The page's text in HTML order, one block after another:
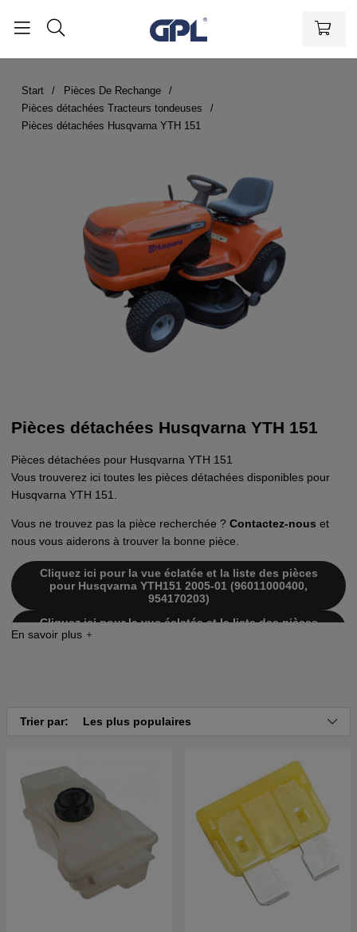
Start
Pièces De Rechange
Pièces détachées Tracteurs tondeuses
Pièces détachées Husqvarna YTH 151
Pièces détachées Husqvarna YTH 151
Pièces détachées pour Husqvarna YTH 151
Vous trouverez ici toutes les pièces détachées disponibles pour
Husqvarna YTH 151.
Vous ne trouvez pas la pièce recherchée ? Contactez-nous et
nous vous aiderons à trouver la bonne pièce.
Cliquez ici pour la vue éclatée et la liste des pièces
pour Husqvarna YTH151 2005-01 (96011000400,
954170203)
Cliquez ici pour la vue éclatée et la liste des pièces
pour Husqvarna YTH151 2006-02 (96011011600)
954170203
pour Husqvarna YTH151 2004-09 (HEYTH151B)
Trier par: Les plus populaires